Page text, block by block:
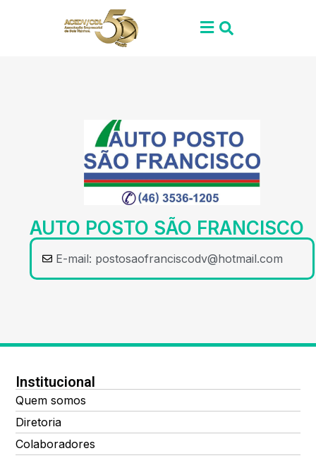
AUTO POSTO SÃO FRANCISCO
E-mail: postosaofranciscodv@hotmail.com
Institucional
Quem somos
Diretoria
Colaboradores